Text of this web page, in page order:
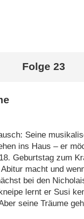
Folge 23
Seine
ins Haus – er
Geburtstag zum
macht und
bei den
lernt er Susi
seine Träume